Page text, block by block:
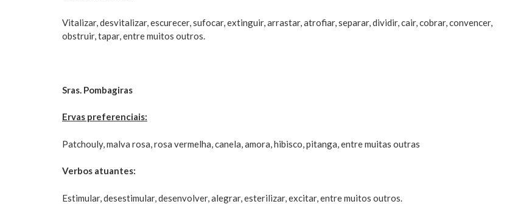
Vitalizar, desvitalizar, escurecer, sufocar, extinguir, arrastar, atrofiar, separar, dividir, cair, cobrar, convencer,
obstruir, tapar, entre muitos outros.
Sras. Pombagiras
Ervas preferenciais:
Patchouly, malva rosa, rosa vermelha, canela, amora, hibisco, pitanga, entre muitas outras
Verbos atuantes:
Estimular, desestimular, desenvolver, alegrar, esterilizar, excitar, entre muitos outros.